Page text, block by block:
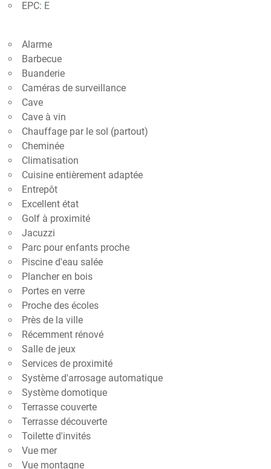
EPC: E
Alarme
Barbecue
Buanderie
Caméras de surveillance
Cave
Cave à vin
Chauffage par le sol (partout)
Cheminée
Climatisation
Cuisine entièrement adaptée
Entrepôt
Excellent état
Golf à proximité
Jacuzzi
Parc pour enfants proche
Piscine d'eau salée
Plancher en bois
Portes en verre
Proche des écoles
Près de la ville
Récemment rénové
Salle de jeux
Services de proximité
Système d'arrosage automatique
Système domotique
Terrasse couverte
Terrasse découverte
Toilette d'invités
Vue mer
Vue montagne